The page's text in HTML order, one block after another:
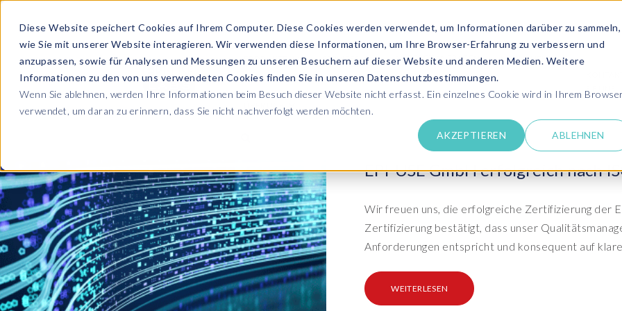
Diese Website speichert Cookies auf Ihrem Computer. Diese Cookies werden verwendet, um Informationen darüber zu sammeln,
wie Sie mit unserer Website interagieren. Wir verwenden diese Informationen, um Ihre Browser-Erfahrung zu verbessern und
anzupassen, sowie für Analysen und Messungen zu unseren Besuchern auf dieser Website und anderen Medien. Weitere
Informationen zu den von uns verwendeten Cookies finden Sie in unseren Datenschutzbestimmungen.
Wenn Sie ablehnen, werden Ihre Informationen beim Besuch dieser Website nicht erfasst. Ein einzelnes Cookie wird in Ihrem
verwendet, um daran zu erinnern, dass Sie nicht nachverfolgt werden möchten.
AKZEPTIEREN ABLEHNEN
PRODUKTE
Datenschutz & Sicherheit
Data Privacy Suite
Data Secure™
Data Disclose™
HCM Productivity Suite
Document Builder™
SERVICES
SAP HCM & Payroll
Transformation mit PRISM™
SAP® SuccessFactors®
Integration Monitoring
Payroll reporting
Transformation
Transformation zu SAP
System Landscape Optimization
(SLO)
ANGEBOT ANFRAGEN MEDIATHEK
Lesen Sie alle Updates zu SAP SLO, SAP HCM, Datenschutz &
Webinare
Lernen Sie von unseren Experten in Live und On-Demand
Webinaren
E-Books, Whitepaper & mehr...
Entdecken Sie unsere E-Books, Whitepaper usw. zum Download
Videos
Verbessern Sie Ihr SAP Know-how mit unseren Videos
Success
Lernen Sie aus
Schulungen
Finden Sie die
ÜBER UNS
Wer wir sind
Unsere Kultur
Karriere
Partner
Kontaktieren Sie uns
Support
News
Events
SIE UNS
EPI-USE GmbH erfolgreich nach
Wir freuen uns, die erfolgreiche Zertifizierung der
Zertifizierung bestätigt, dass unser
Anforderungen entspricht und konsequent auf
WEITERLESEN